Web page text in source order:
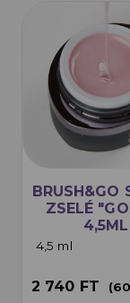
BRUSH&GO
ZSELÉ
4,5ML
4,5 ml
2 740 FT